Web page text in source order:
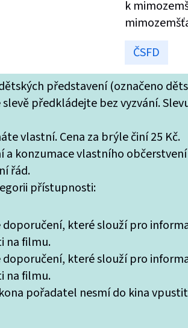
představení (označeno
předkládejte bez vyzvání.
vlastní. Cena za brýle činí 25 Kč.
a konzumace vlastního
řád.
přístupnosti:
které slouží pro
na filmu.
které slouží pro
na filmu.
pořadatel nesmí do kina
k
ČSFD